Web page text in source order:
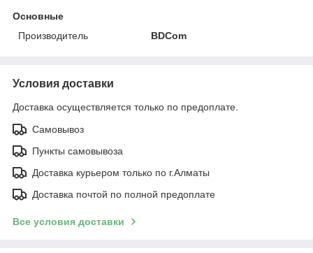
Основные
Производитель
BDCom
Условия доставки
Доставка осуществляется только по предоплате.
Самовывоз
Пункты самовывоза
Доставка курьером только по г.Алматы
Доставка почтой по полной предоплате
Все условия доставки